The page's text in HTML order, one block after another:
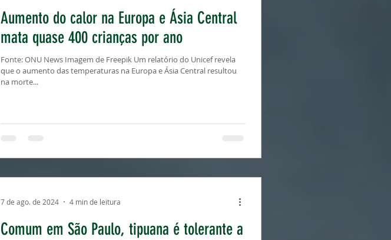
Aumento do calor na Europa e Ásia Central
mata quase 400 crianças por ano
Fonte: ONU News Imagem de Freepik Um relatório do Unicef revela
que o aumento das temperaturas na Europa e Ásia Central resultou
na morte...
Comum em São Paulo, tipuana é tolerante a
7 de ago. de 2024 4 min de leitura